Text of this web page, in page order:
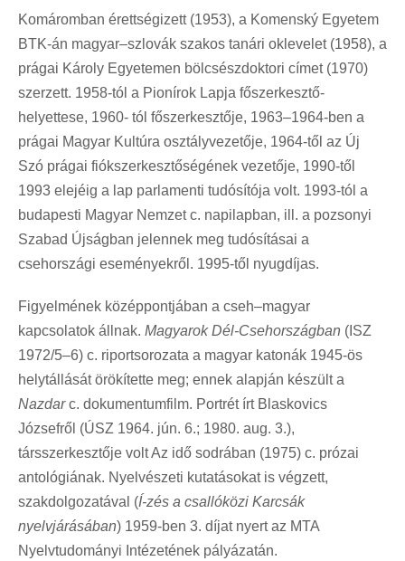
Komáromban érettségizett (1953), a Komenský Egyetem
BTK-án magyar–szlovák szakos tanári oklevelet (1958), a
prágai Károly Egyetemen bölcsészdoktori címet (1970)
szerzett. 1958-tól a Pionírok Lapja főszerkesztő-
helyettese, 1960- tól főszerkesztője, 1963–1964-ben a
prágai Magyar Kultúra osztályvezetője, 1964-től az Új
Szó prágai fiókszerkesztőségének vezetője, 1990-től
1993 elejéig a lap parlamenti tudósítója volt. 1993-tól a
budapesti Magyar Nemzet c. napilapban, ill. a pozsonyi
Szabad Újságban jelennek meg tudósításai a
csehországi eseményekről. 1995-től nyugdíjas.
Figyelmének középpontjában a cseh–magyar
kapcsolatok állnak. Magyarok Dél-Csehországban (ISZ
1972/5–6) c. riportsorozata a magyar katonák 1945-ös
helytállását örökítette meg; ennek alapján készült a
Nazdarc. dokumentumfilm. Portrét írt Blaskovics
Józsefről (ÚSZ 1964. jún. 6.; 1980. aug. 3.),
társszerkesztője volt Az idő sodrában (1975) c. prózai
antológiának. Nyelvészeti kutatásokat is végzett,
szakdolgozatával (Í-zés a csallóközi Karcsák
nyelvjárásában) 1959-ben 3. díjat nyert az MTA
Nyelvtudományi Intézetének pályázatán.